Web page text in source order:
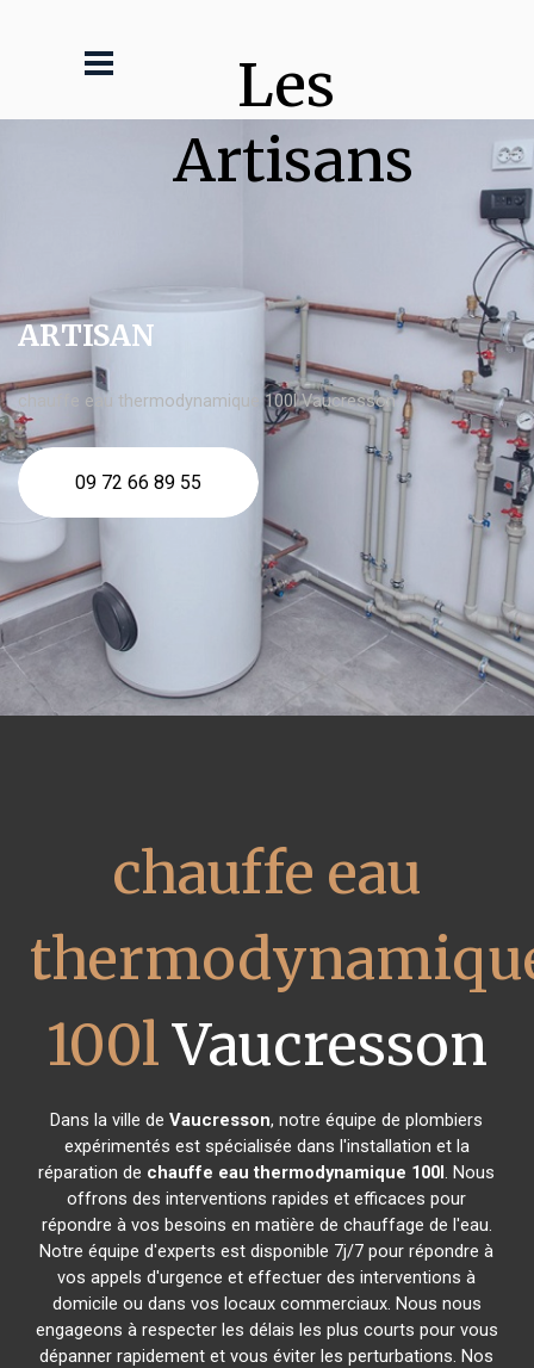
Les
Artisans
ARTISAN
chauffe eau thermodynamique 100l Vaucresson
09 72 66 89 55
chauffe eau
100lVaucresson
Dans la ville deVaucresson, notre équipe de plombiers
expérimentés est spécialisée dans l'installation et la
réparation de chauffe eau thermodynamique 100l. Nous
offrons des interventions rapides et efficaces pour
répondre à vos besoins en matière de chauffage de l'eau.
Notre équipe d'experts est disponible 7j/7 pour répondre à
vos appels d'urgence et effectuer des interventions à
domicile ou dans vos locaux commerciaux. Nous nous
engageons à respecter les délais les plus courts pour vous
dépanner rapidement et vous éviter les perturbations. Nos